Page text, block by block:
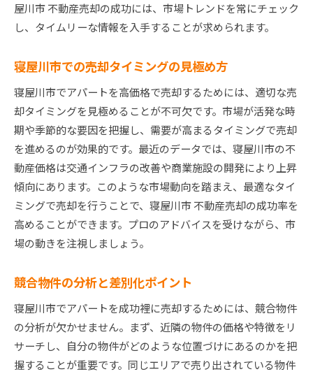
屋川市 不動産売却の成功には、市場トレンドを常にチェック
し、タイムリーな情報を入手することが求められます。
寝屋川市での売却タイミングの見極め方
寝屋川市でアパートを高価格で売却するためには、適切な売
却タイミングを見極めることが不可欠です。市場が活発な時
期や季節的な要因を把握し、需要が高まるタイミングで売却
を進めるのが効果的です。最近のデータでは、寝屋川市の不
動産価格は交通インフラの改善や商業施設の開発により上昇
傾向にあります。このような市場動向を踏まえ、最適なタイ
ミングで売却を行うことで、寝屋川市 不動産売却の成功率を
高めることができます。プロのアドバイスを受けながら、市
場の動きを注視しましょう。
競合物件の分析と差別化ポイント
寝屋川市でアパートを成功裡に売却するためには、競合物件
の分析が欠かせません。まず、近隣の物件の価格や特徴をリ
サーチし、自分の物件がどのような位置づけにあるのかを把
握することが重要です。同じエリアで売り出されている物件